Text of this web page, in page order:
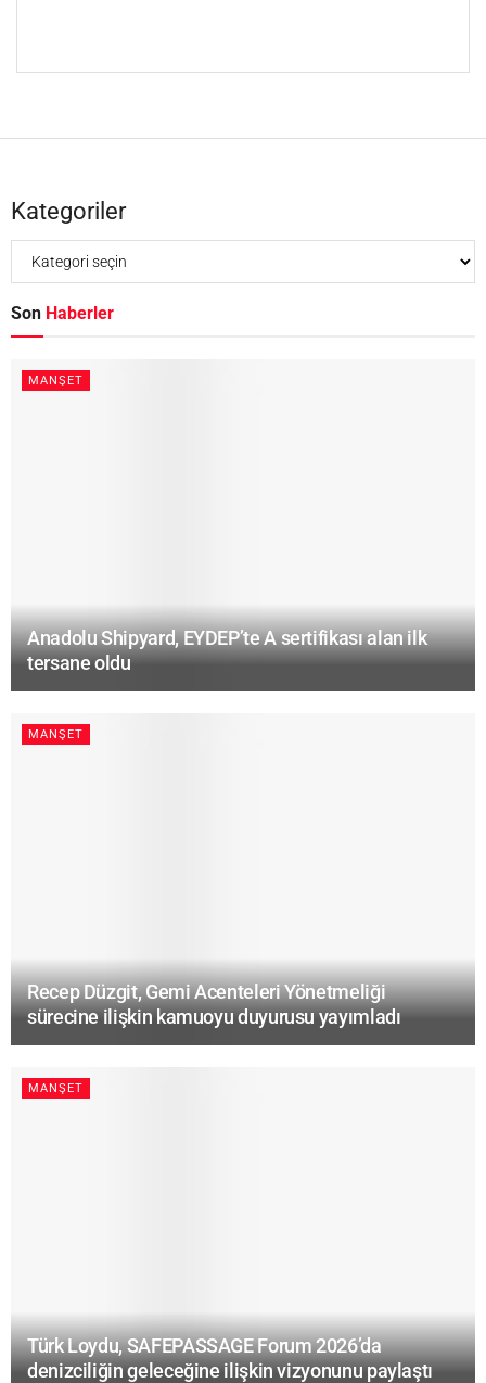
Kategoriler
Son Haberler
MANŞET
Anadolu Shipyard, EYDEP’te A sertifikası alan ilk
tersane oldu
MANŞET
Recep Düzgit, Gemi Acenteleri Yönetmeliği
sürecine ilişkin kamuoyu duyurusu yayımladı
MANŞET
Türk Loydu, SAFEPASSAGE Forum 2026’da
denizciliğin geleceğine ilişkin vizyonunu paylaştı